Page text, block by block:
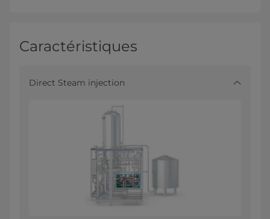
Caractéristiques
Direct Steam injection